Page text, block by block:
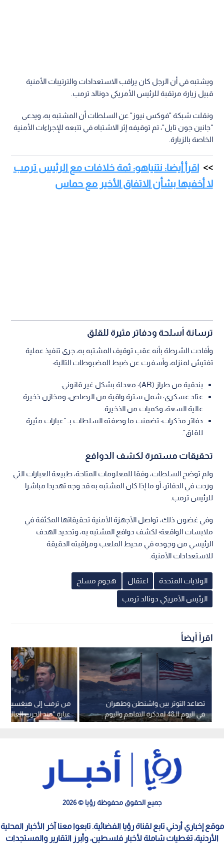
ويشتبه في أن الرجل كان يراقب الاستعدادات والترتيبات الأمنية
قبيل زيارة مرتقبة للرئيس الأمريكي دونالد ترمب.
ونقلت شبكة "فوكس نيوز" عن السلطات أن المشتبه به، ويدعى
"جانين جون تايل"، تم توقيفه إثر الاشتباه في تتبعه للإجراءات الأمنية
الخاصة بالزيارة.
اقرأ أيضا: نتنياهو: ثمة خلافات مع الرئيس ترمب
لا أخفيها بشأن الاتفاق الأخير مع حماس
ترسانة أسلحة ودفاتر مثيرة للقلق
وأفادت الشرطة بأنه عقب توقيف المشتبه به، جرى تنفيذ عملية
تفتيش لمنزله، وأسفرت عن ضبط المضبوطات التالية:
بندقية من طراز (AR): معدلة بشكل غير قانوني.
عتاد عسكري: شمل سترة واقية من الرصاص، ومخازن ذخيرة
عالية السعة، وكميات من الذخيرة.
دفاتر مذكرات: تضمنت ما وصفته السلطات بـ "عبارات مثيرة
للقلق".
تحقيقات مستمرة لكشف الدوافع
ولم توضح السلطات، وفقا للمعلومات المتاحة، طبيعة العبارات التي
وردت في الدفاتر، أو ما إذا كان المشتبه به قد وجه تهديدا مباشرا
للرئيس ترمب.
وفي غضون ذلك، تواصل الأجهزة الأمنية تحقيقاتها المكثفة في
ملابسات الواقعة؛ لكشف دوافع المشتبه به، وتحديد الهدف
الرئيسي من وجوده في محيط الملعب ومراقبته الدقيقة
للاستعدادات الأمنية.
الولايات المتحدة اعتقال هجوم مسلح
الرئيس الأمريكي دونالد ترمب
اقرأ أيضاً
من ترمب إلى
عبارة "منذ الحرب العالمية
تلميحا نوويا بشأن إيران؟
تصاعد التوتر بين واشنطن وطهران
في اليوم الـ48 لمذكرة التفاهم واليوم
الـ157 للحرب
جميع الحقوق محفوظة رؤيا © 2026
موقع إخباري أردني تابع لقناة رؤيا الفضائية. تابعوا معنا آخر الأخبار المحلية
الأردنية، تغطيات شاملة لأخبار فلسطين، وأبرز التقارير والمستجدات